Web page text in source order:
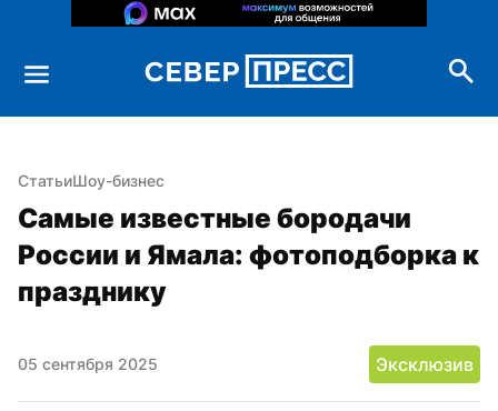
СтатьиШоу-бизнес
Самые известные бородачи
России и Ямала: фотоподборка к
празднику
05 сентября 2025 Эксклюзив